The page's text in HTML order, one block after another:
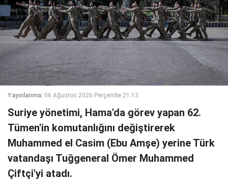
Yayınlanma: 06 Ağustos 2026 Perşembe 21:13
Suriye yönetimi, Hama'da görev yapan 62.
Tümen'in komutanlığını değiştirerek
Muhammed el Casim (Ebu Amşe) yerine Türk
vatandaşı Tuğgeneral Ömer Muhammed
Çiftçi'yi atadı.